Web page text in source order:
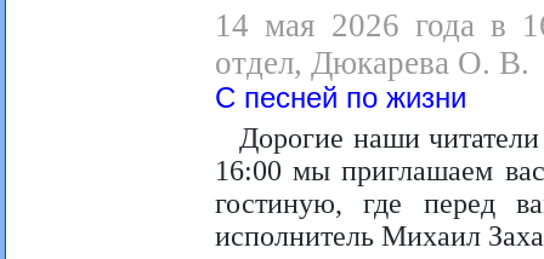
14 мая 2026 года в
отдел, Дюкарева О. В.
С песней по жизни
Дорогие наши
16:00 мы приглашаем
гостиную, где перед
исполнитель Михаил